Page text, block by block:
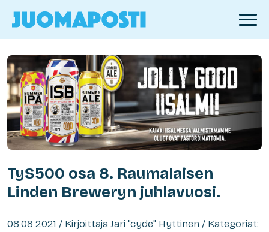
TyS500 osa 8. Raumalaisen
Linden Breweryn juhlavuosi.
08.08.2021 / Kirjoittaja Jari "cyde" Hyttinen / Kategoriat: